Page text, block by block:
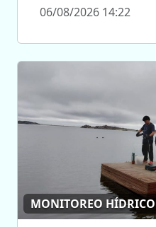
06/08/2026 14:22
MONITOREO HÍDRICO